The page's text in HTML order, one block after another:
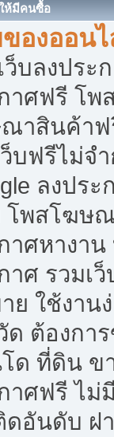
ห้มีคนซื้อ
องออน
ว็บลงประ
าศฟรี โพ
าสินค้าฟ
บฟรีไม่จ
ลงปร
โพสโฆษ
าศหางาน
าศ รวมเ
ย ใช้งาน
ด ต้องกา
ด ที่ดิน ข
าศฟรี ไม่
ดอันดับ ฝ